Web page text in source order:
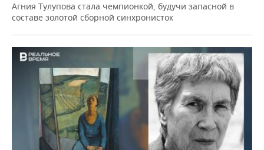
Агния Тулупова стала чемпионкой, будучи запасной в
составе золотой сборной синхронисток